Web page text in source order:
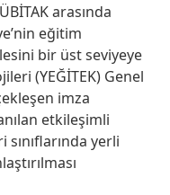
arasında
eğitim
bir üst seviyeye
(YEĞİTEK) Genel
imza
etkileşimli
yerli